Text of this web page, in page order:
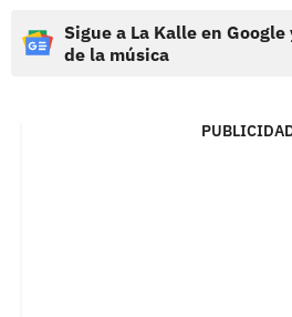
Sigue a La Kalle en
de la música